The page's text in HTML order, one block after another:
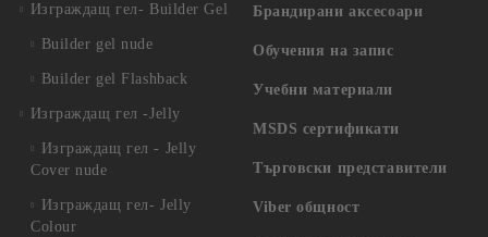
Изграждащ гел- Builder Gel
Builder gel nude
Builder gel Flashback
Изграждащ гел -Jelly
Изграждащ гел - Jelly
Cover nude
Изграждащ гел- Jelly
Colour
Брандирани аксесоари
Обучения на запис
Учебни материали
MSDS сертификати
Търговски представители
Viber общност